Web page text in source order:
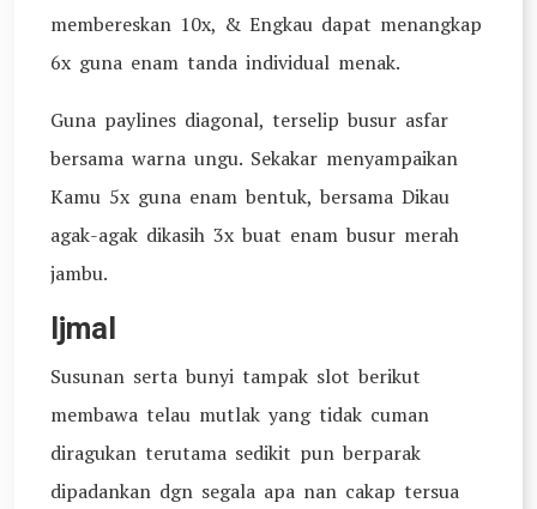
membereskan 10x, & Engkau dapat menangkap
6x guna enam tanda individual menak.
Guna paylines diagonal, terselip busur asfar
bersama warna ungu. Sekakar menyampaikan
Kamu 5x guna enam bentuk, bersama Dikau
agak-agak dikasih 3x buat enam busur merah
jambu.
Ijmal
Susunan serta bunyi tampak slot berikut
membawa telau mutlak yang tidak cuman
diragukan terutama sedikit pun berparak
dipadankan dgn segala apa nan cakap tersua